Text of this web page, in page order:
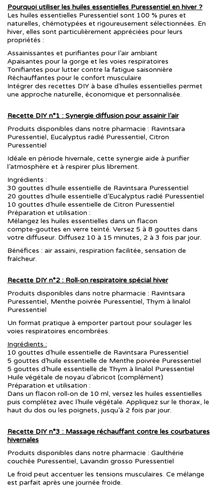
Pourquoi utiliser les huiles essentielles Puressentiel en hiver ?
Les huiles essentielles Puressentiel sont 100 % pures et
naturelles, chémotypées et rigoureusement sélectionnées. En
hiver, elles sont particulièrement appréciées pour leurs
propriétés :
Assainissantes et purifiantes pour l’air ambiant
Apaisantes pour la gorge et les voies respiratoires
Tonifiantes pour lutter contre la fatigue saisonnière
Réchauffantes pour le confort musculaire
Intégrer des recettes DIY à base d’huiles essentielles permet
une approche naturelle, économique et personnalisée.
Recette DIY n°1 : Synergie diffusion pour assainir l’air
Produits disponibles dans notre pharmacie : Ravintsara
Puressentiel, Eucalyptus radié Puressentiel, Citron
Puressentiel
Idéale en période hivernale, cette synergie aide à purifier
l’atmosphère et à respirer plus librement.
Ingrédients :
30 gouttes d’huile essentielle de Ravintsara Puressentiel
20 gouttes d’huile essentielle d’Eucalyptus radié Puressentiel
10 gouttes d’huile essentielle de Citron Puressentiel
Préparation et utilisation :
Mélangez les huiles essentielles dans un flacon
compte‑gouttes en verre teinté. Versez 5 à 8 gouttes dans
votre diffuseur. Diffusez 10 à 15 minutes, 2 à 3 fois par jour.
Bénéfices : air assaini, respiration facilitée, sensation de
fraîcheur.
Recette DIY n°2 : Roll‑on respiratoire spécial hiver
Produits disponibles dans notre pharmacie : Ravintsara
Puressentiel, Menthe poivrée Puressentiel, Thym à linalol
Puressentiel
Un format pratique à emporter partout pour soulager les
voies respiratoires encombrées.
Ingrédients :
10 gouttes d’huile essentielle de Ravintsara Puressentiel
5 gouttes d’huile essentielle de Menthe poivrée Puressentiel
5 gouttes d’huile essentielle de Thym à linalol Puressentiel
Huile végétale de noyau d’abricot (complément)
Préparation et utilisation :
Dans un flacon roll‑on de 10 ml, versez les huiles essentielles
puis complétez avec l’huile végétale. Appliquez sur le thorax, le
haut du dos ou les poignets, jusqu’à 2 fois par jour.
Recette DIY n°3 : Massage réchauffant contre les courbatures
hivernales
Produits disponibles dans notre pharmacie : Gaulthérie
couchée Puressentiel, Lavandin grosso Puressentiel
Le froid peut accentuer les tensions musculaires. Ce mélange
est parfait après une journée froide.